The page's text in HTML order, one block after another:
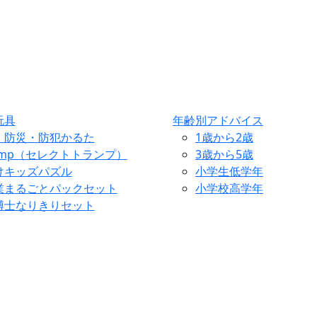
具
災・防犯かるた
（セレクトトランプ）
キッズパズル
るごとパックセット
なりきりセット
年齢別アドバイス
1歳から2歳
3歳から5歳
小学生低学年
小学校高学年